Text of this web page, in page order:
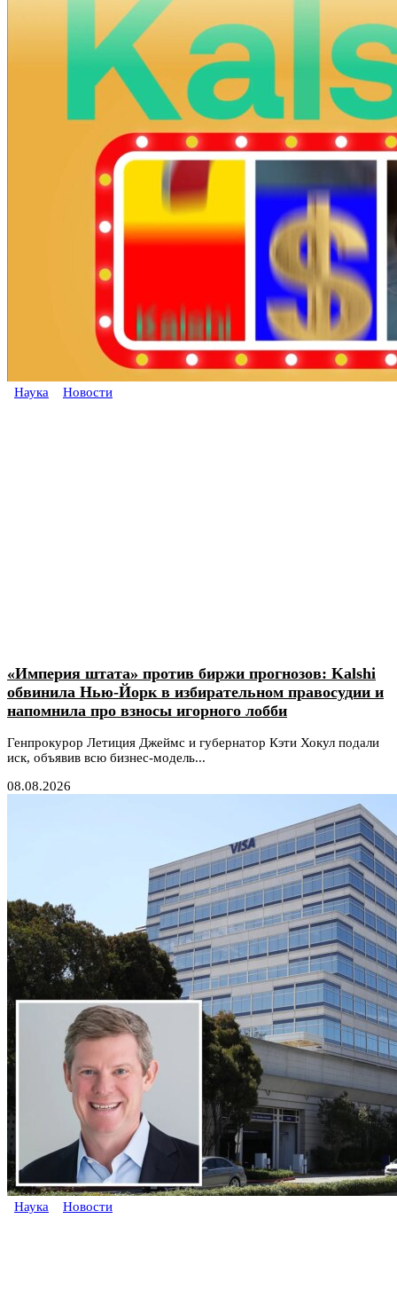
Наука Новости
«Империя штата» против биржи прогнозов: Kalshi
обвинила Нью-Йорк в избирательном правосудии и
напомнила про взносы игорного лобби
Генпрокурор Летиция Джеймс и губернатор Кэти Хокул подали
иск, объявив всю бизнес-модель...
08.08.2026
Наука Новости